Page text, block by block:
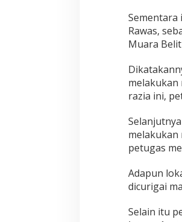
Rawas,
Muara
melakukan
razia ini,
melakukan
petugas
Adapun
dicurigai
Selain itu